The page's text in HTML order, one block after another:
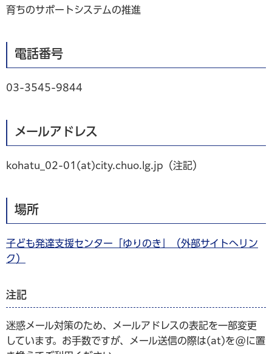
育ちのサポートシステムの推進
電話番号
03-3545-9844
メールアドレス
kohatu_02-01(at)city.chuo.lg.jp（注記）
場所
子ども発達支援センター「ゆりのき」（外部サイトへリン
ク）
注記
迷惑メール対策のため、メールアドレスの表記を一部変更
しています。お手数ですが、メール送信の際は(at)を@に置